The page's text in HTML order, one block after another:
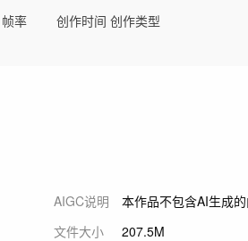
帧率 创作时间 创作类型
AIGC说明
本作品不包含AI生成
文件大小
207.5M